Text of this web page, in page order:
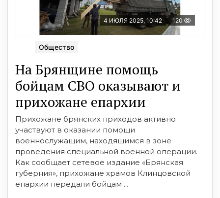
4 ИЮЛЯ 2025, 10:42 120
Общество
На Брянщине помощь
бойцам СВО оказывают и
прихожане епархии
Прихожане брянских приходов активно
участвуют в оказании помощи
военнослужащим, находящимся в зоне
проведения специальной военной операции.
Как сообщает сетевое издание «Брянская
губерния», прихожане храмов Клинцовской
епархии передали бойцам ...